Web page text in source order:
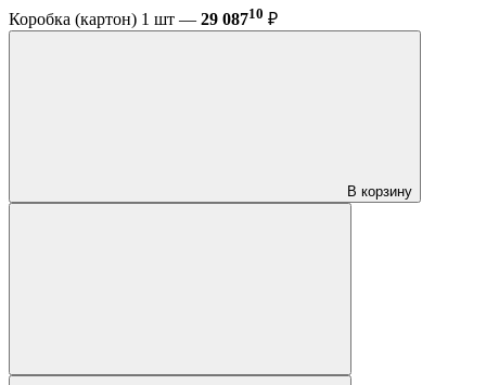
Коробка (картон) 1 шт — 29 08710 ₽
В корзину